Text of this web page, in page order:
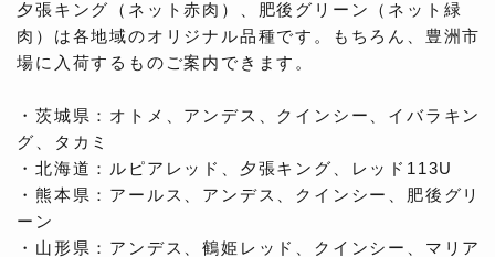
夕張キング（ネット赤肉）、肥後グリーン（ネット緑
肉）は各地域のオリジナル品種です。もちろん、豊洲市
場に入荷するものご案内できます。
・茨城県：オトメ、アンデス、クインシー、イバラキン
グ、タカミ
・北海道：ルピアレッド、夕張キング、レッド113U
・熊本県：アールス、アンデス、クインシー、肥後グリ
ーン
・山形県：アンデス、鶴姫レッド、クインシー、マリア